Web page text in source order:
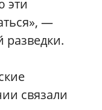
эти
—
разведки.
связали